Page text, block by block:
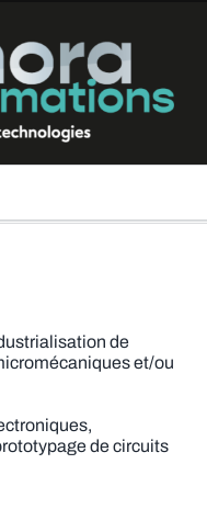
de
et/ou
de circuits